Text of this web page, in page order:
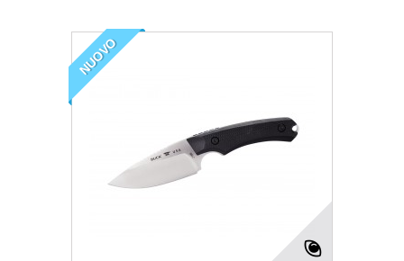
NUOVO